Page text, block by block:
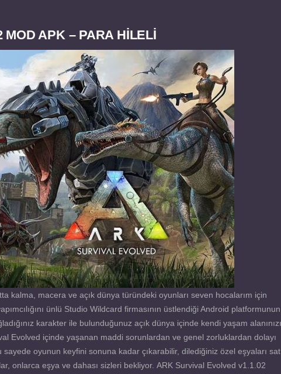
MOD APK – PARA HİLELİ
kalma, macera ve açık dünya türündeki oyunları seven hocalarım için
ünlü Studio Wildcard firmasının üstlendiği Android platformunun
karakter ile bulunduğunuz açık dünya içinde kendi yaşam alanınızı
Evolved içinde yaşanan maddi sorunlardan ve genel zorluklardan dolayı
oyunun keyfini sonuna kadar çıkarabilir, dilediğiniz özel eşyaları
onlarca eşya ve dahası sizleri bekliyor. ARK Survival Evolved v1.1.02